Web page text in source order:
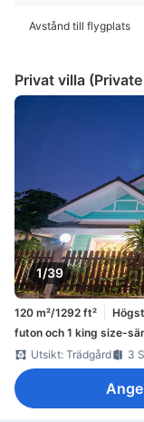
Avstånd till flygplats
Privat villa
1/39
120 m²/1292 ft²
futon och 1 king size-
Utsikt: Trädgård
3